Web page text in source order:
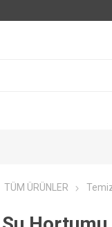
TÜM ÜRÜNLER